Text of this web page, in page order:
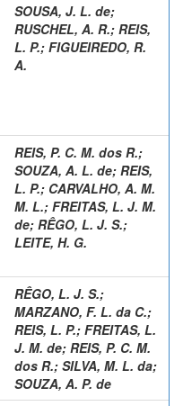
SOUSA, J. L. de;
RUSCHEL, A. R.; REIS,
L. P.; FIGUEIREDO, R.
A.
REIS, P. C. M. dos R.;
SOUZA, A. L. de; REIS,
L. P.; CARVALHO, A. M.
M. L.; FREITAS, L. J. M.
de; RÊGO, L. J. S.;
LEITE, H. G.
RÊGO, L. J. S.;
MARZANO, F. L. da C.;
REIS, L. P.; FREITAS, L.
J. M. de; REIS, P. C. M.
dos R.; SILVA, M. L. da;
SOUZA, A. P. de